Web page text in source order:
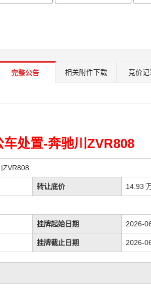
完整公告 相关附件下载 竞价记
处置-奔驰川ZVR808
ZVR808
转让底价 14.93
挂牌起始日期 2026-
挂牌截止日期 2026-